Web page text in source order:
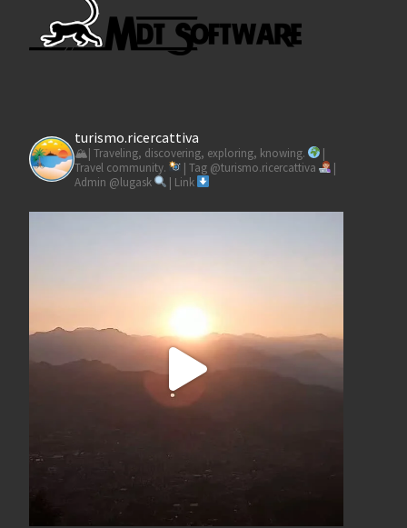
turismo.ricercattiva
🏔| Traveling, discovering, exploring, knowing.
|
Travel community.
| Tag @turismo.ricercattiva
|
Admin @lugask
| Link